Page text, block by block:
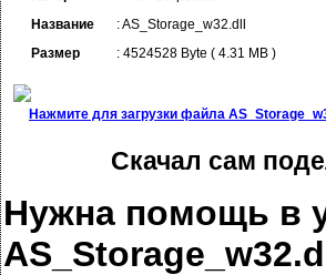
Название
: AS_Storage_w32.dll
Размер
: 4524528 Byte ( 4.31 MB )
Нажмите для загрузки файла
Скачал сам
Нужна помощь в